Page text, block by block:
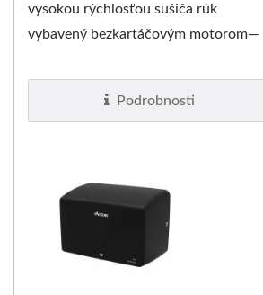
vysokou rýchlosťou sušiča rúk
vybavený bezkartáčovým motorom—
bezkartáčový...
Podrobnosti